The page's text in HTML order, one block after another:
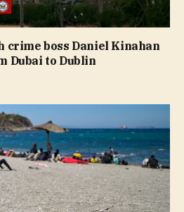
crime boss Daniel Kinahan
Dubai to Dublin